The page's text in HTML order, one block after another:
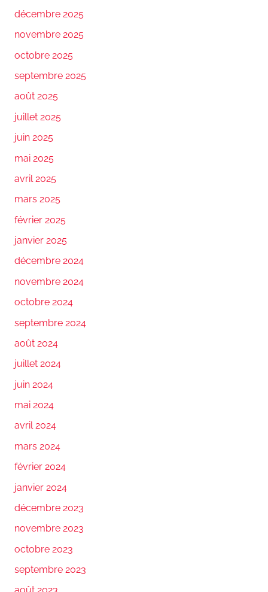
décembre 2025
novembre 2025
octobre 2025
septembre 2025
août 2025
juillet 2025
juin 2025
mai 2025
avril 2025
mars 2025
février 2025
janvier 2025
décembre 2024
novembre 2024
octobre 2024
septembre 2024
août 2024
juillet 2024
juin 2024
mai 2024
avril 2024
mars 2024
février 2024
janvier 2024
décembre 2023
novembre 2023
octobre 2023
septembre 2023